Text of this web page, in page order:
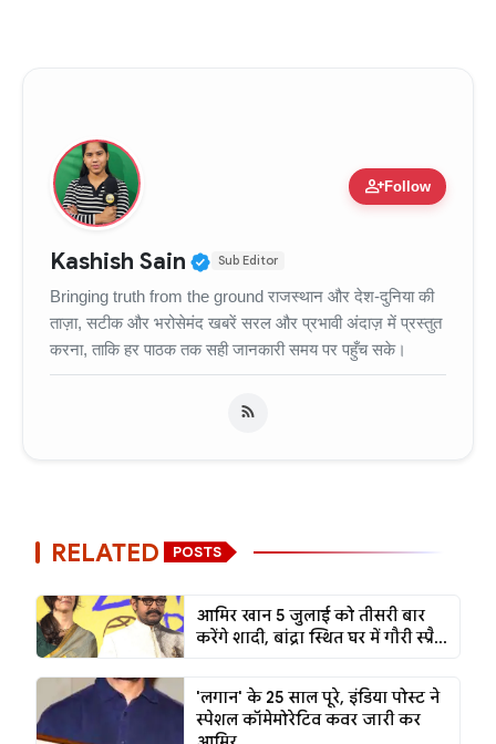
person_addFollow
Kashish Sain Verified Public Figure •
Sub Editor
Bringing truth from the ground राजस्थान और देश-दुनिया की
ताज़ा, सटीक और भरोसेमंद खबरें सरल और प्रभावी अंदाज़ में प्रस्तुत
करना, ताकि हर पाठक तक सही जानकारी समय पर पहुँच सके।
RELATED POSTS
आमिर खान 5 जुलाई को तीसरी बार
करेंगे शादी, बांद्रा स्थित घर में गौरी स्प्रै...
'लगान' के 25 साल पूरे, इंडिया पोस्ट ने
स्पेशल कॉमेमोरेटिव कवर जारी कर